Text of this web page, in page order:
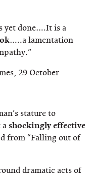
yet done….It is a
…..a lamentation
29 October
stature to
ashockingly effective
from “Falling out of
dramatic acts of